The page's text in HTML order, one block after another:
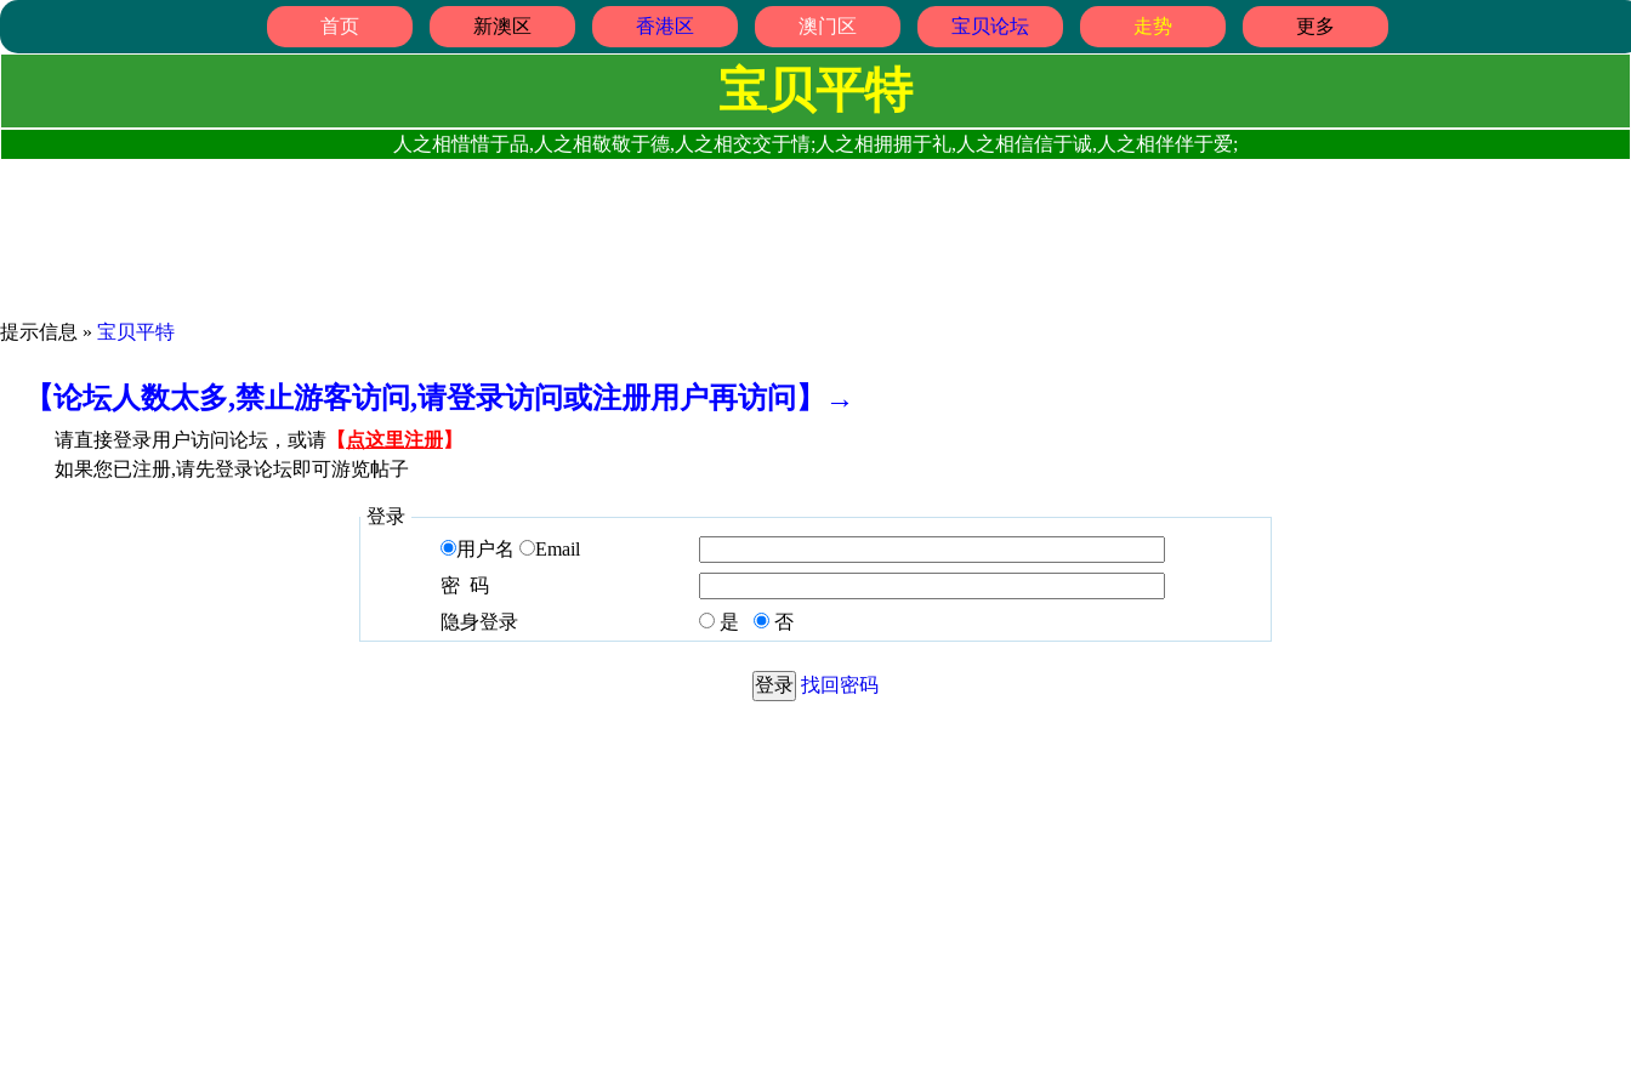
首页 新澳区 香港区 澳门区 宝贝论坛 走势 更多
宝贝平特
人之相惜惜于品,人之相敬敬于德,人之相交交于情;人之相拥拥于礼,人之相信信于诚,人之相伴伴于爱;
提示信息 » 宝贝平特
【论坛人数太多,禁止游客访问,请登录访问或注册用户再访问】→
请直接登录用户访问论坛，或请 【 点这里注册】
如果您已注册,请先登录论坛即可游览帖子
登录
用户名
Email
密 码
隐身登录
是 否
找回密码